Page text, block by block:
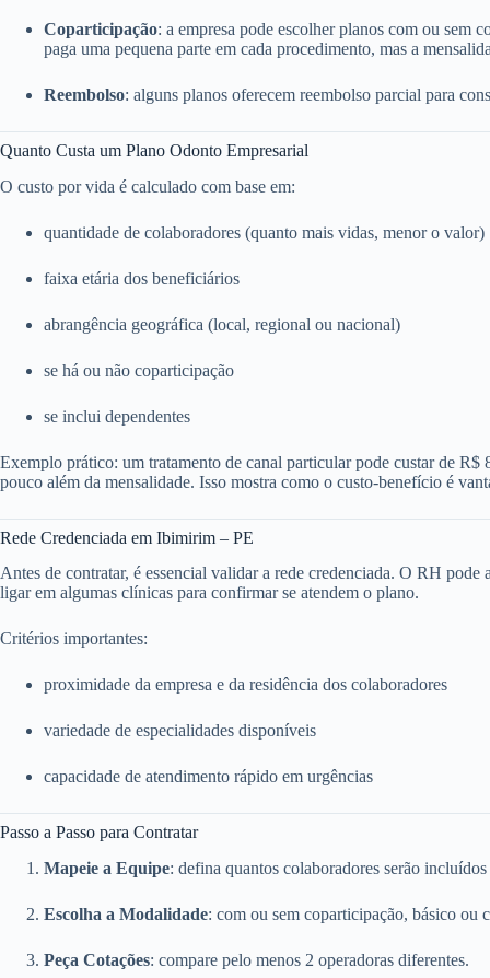
Coparticipação: a empresa pode escolher planos com ou sem
paga uma pequena parte em cada procedimento, mas a
Reembolso: alguns planos oferecem reembolso parcial para
Quanto Custa um Plano Odonto Empresarial
O custo por vida é calculado com base em:
quantidade de colaboradores (quanto mais vidas, menor o valor)
faixa etária dos beneficiários
abrangência geográfica (local, regional ou nacional)
se há ou não coparticipação
se inclui dependentes
Exemplo prático: um tratamento de canal particular pode custar de
pouco além da mensalidade. Isso mostra como o custo-benefício é
Rede Credenciada em Ibimirim – PE
Antes de contratar, é essencial validar a rede credenciada. O RH
ligar em algumas clínicas para confirmar se atendem o plano.
Critérios importantes:
proximidade da empresa e da residência dos colaboradores
variedade de especialidades disponíveis
capacidade de atendimento rápido em urgências
Passo a Passo para Contratar
Mapeie a Equipe: defina quantos colaboradores serão incluídos
Escolha a Modalidade: com ou sem coparticipação, básico ou
Peça Cotações: compare pelo menos 2 operadoras diferentes.